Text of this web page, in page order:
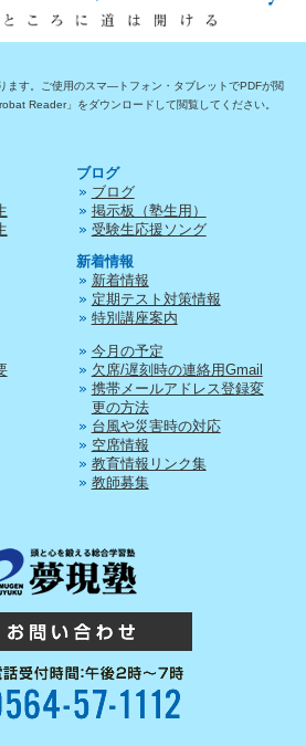
ます。ご使用のスマ―トフォン・タブレットでPDFが閲
Reader」をダウンロードして閲覧してください。
ブログ
ブログ
掲示板（塾生用）
受験生応援ソング
新着情報
新着情報
定期テスト対策情報
特別講座案内
今月の予定
欠席/遅刻時の連絡用Gmail
携帯メールアドレス登録変
更の方法
台風や災害時の対応
空席情報
教育情報リンク集
教師募集